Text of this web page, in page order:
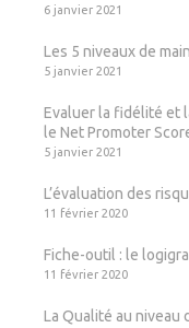
6 janvier 2021
Les 5 niveaux de
5 janvier 2021
Evaluer la fidélité et
le Net Promoter
5 janvier 2021
L’évaluation des
11 février 2020
Fiche-outil : le
11 février 2020
La Qualité au niveau